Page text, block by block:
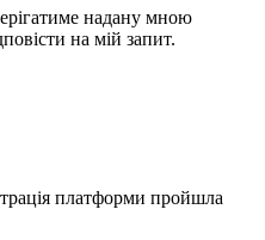
надану мною
на мій запит.
платформи пройшла